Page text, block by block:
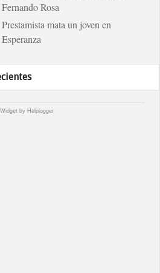
Fernando Rosa
Prestamista mata un joven en
Esperanza
by Helplogger